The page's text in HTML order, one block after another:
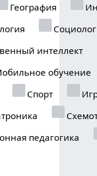
География
интеллект
обучение
Спорт
педагогика